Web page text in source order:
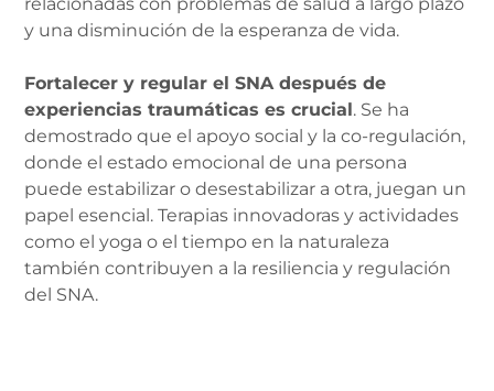
relacionadas con problemas de salud a largo plazo
y una disminución de la esperanza de vida.
Fortalecer y regular el SNA después de
experiencias traumáticas es crucial . Se ha
demostrado que el apoyo social y la co-regulación,
donde el estado emocional de una persona
puede estabilizar o desestabilizar a otra, juegan un
papel esencial. Terapias innovadoras y actividades
como el yoga o el tiempo en la naturaleza
también contribuyen a la resiliencia y regulación
del SNA.